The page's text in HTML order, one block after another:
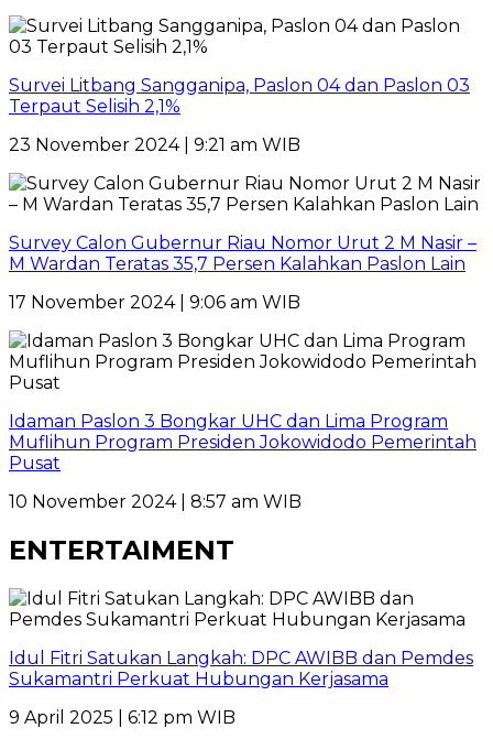
Survei Litbang Sangganipa, Paslon 04 dan Paslon 03
Terpaut Selisih 2,1%
23 November 2024 | 9:21 am WIB
Survey Calon Gubernur Riau Nomor Urut 2 M Nasir –
M Wardan Teratas 35,7 Persen Kalahkan Paslon Lain
17 November 2024 | 9:06 am WIB
Idaman Paslon 3 Bongkar UHC dan Lima Program
Muflihun Program Presiden Jokowidodo Pemerintah
Pusat
10 November 2024 | 8:57 am WIB
ENTERTAIMENT
Idul Fitri Satukan Langkah: DPC AWIBB dan Pemdes
Sukamantri Perkuat Hubungan Kerjasama
9 April 2025 | 6:12 pm WIB